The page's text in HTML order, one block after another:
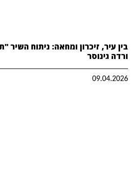
בין עיר, זיכרון ומחאה: ניתוח
ורדה גינוסר
09.04.2026